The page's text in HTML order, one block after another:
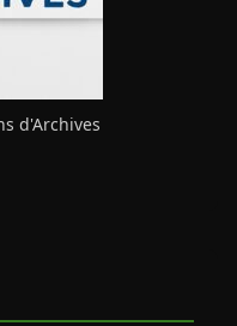
d'Archives